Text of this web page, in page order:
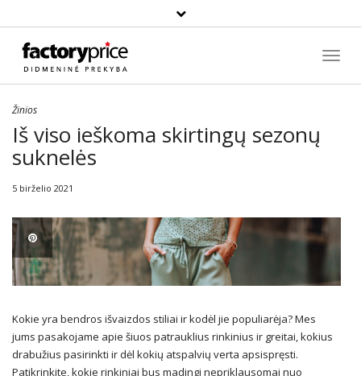
Paieška
Žinios
Iš viso ieškoma skirtingų sezonų
suknelės
5 birželio 2021
Kokie yra bendros išvaizdos stiliai ir kodėl jie populiarėja? Mes
jums pasakojame apie šiuos patrauklius rinkinius ir greitai, kokius
drabužius pasirinkti ir dėl kokių atspalvių verta apsispręsti.
Patikrinkite, kokie rinkiniai bus madingi nepriklausomai nuo